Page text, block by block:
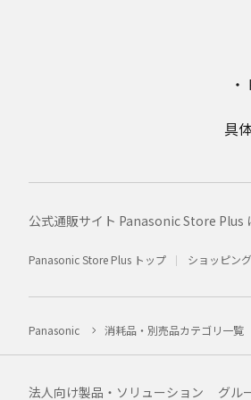
具
公式通販サイト Panasonic Store Plus
Panasonic Store Plus トップ ショッピン
Panasonic 消耗品・別売品カテゴリ一覧
法人向け製品・ソリューション グル